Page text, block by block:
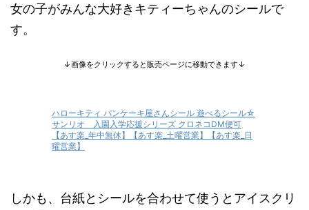
女の子がみんな大好きキティーちゃんのシールで
す。
↓画像をクリックすると販売ページに移動できます↓
ハローキティ パンケーキ屋さんシール 遊べるシール☆
サンリオ 入園入学応援シリーズ クロネコDM便可
【あす楽_年中無休】【あす楽_土曜営業】【あす楽_日
曜営業】
しかも、台紙とシールを合わせて使うとアイスクリ